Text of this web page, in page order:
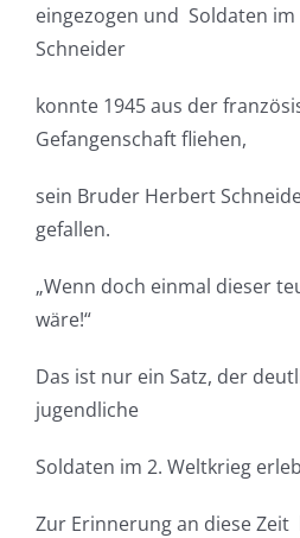
eingezogen und Soldaten
Schneider
konnte 1945 aus der
Gefangenschaft fliehen,
sein Bruder Herbert
gefallen.
„Wenn doch einmal dieser
wäre!“
Das ist nur ein Satz, der
jugendliche
Soldaten im 2. Weltkrieg
Zur Erinnerung an diese Zeit